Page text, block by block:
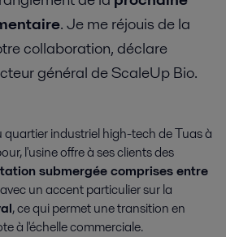
. Je me réjouis de la
collaboration, déclare
général de ScaleUp Bio.
industriel high-tech de Tuas à
l'usine offre à ses clients des
submergée comprises entre
un accent particulier sur la
, ce qui permet une transition en
à l'échelle commerciale.